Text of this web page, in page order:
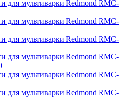
для мультиварки Redmond RMC-
для мультиварки Redmond RMC-
для мультиварки Redmond RMC-
для мультиварки Redmond RMC-
для мультиварки Redmond RMC-
для мультиварки Redmond RMC-